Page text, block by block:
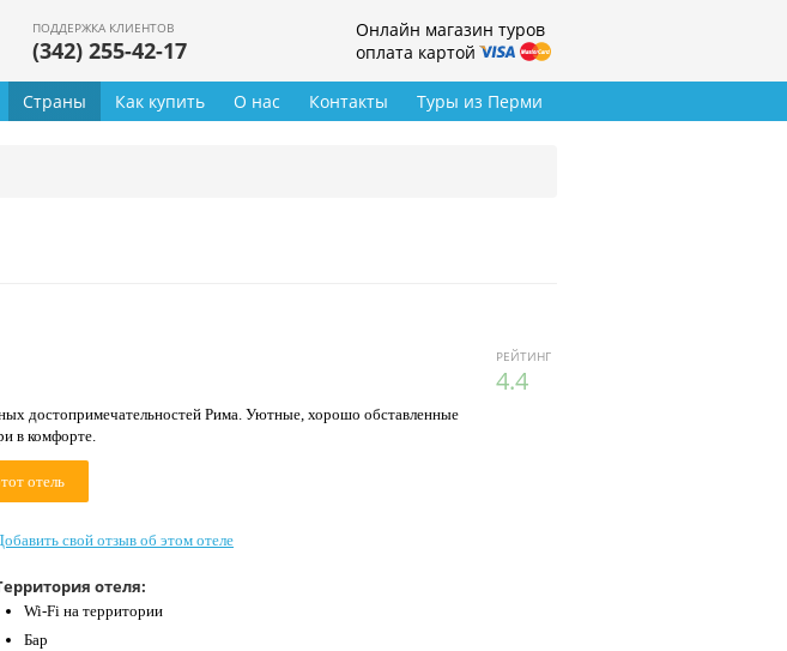
ПОДДЕРЖКА КЛИЕНТОВ
(342) 255-42-17
Онлайн магазин туров
оплата картой
Туры из Перми
Страны Как купить О нас Контакты
РЕЙТИНГ
4.4
достопримечательностей Рима. Уютные, хорошо обставленные
в комфорте.
отель
свой отзыв об этом отеле
отеля:
Wi-Fi на территории
Бар